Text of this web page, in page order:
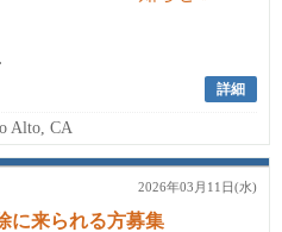
詳細
Alto, CA
2026年03月11日(水)
に来られる方募集